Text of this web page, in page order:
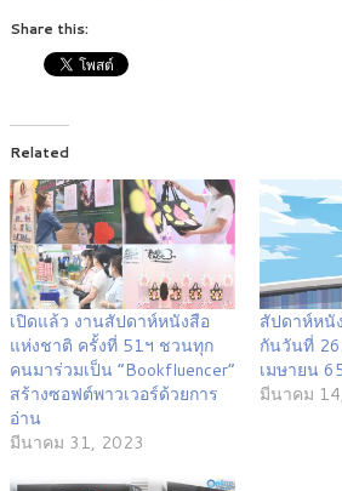
Share this:
Related
เปิดแล้ว งานสัปดาห์หนังสือ
แห่งชาติ ครั้งที่ 51ฯ ชวนทุก
คนมาร่วมเป็น “Bookfluencer”
สร้างซอฟต์พาวเวอร์ด้วยการ
อ่าน
มีนาคม 31, 2023
สัปดาห์หนั
กันวันที่
เมษายน
มีนาคม